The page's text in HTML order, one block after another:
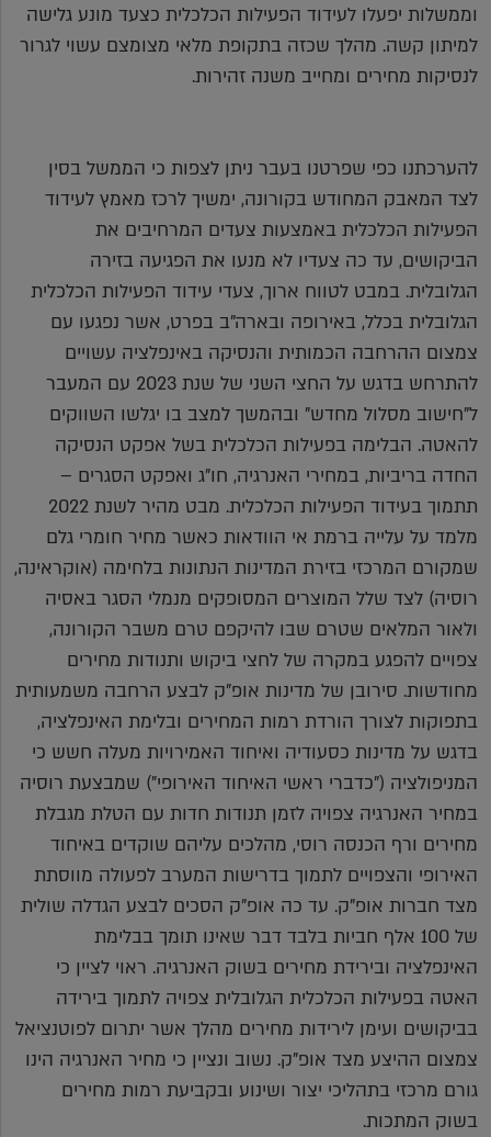
וממשלות יפעלו לעידוד הפעילות הכלכלית כצעד מונע גלישה
למיתון קשה. מהלך שכזה בתקופת מלאי מצומצם עשוי לגרור
לנסיקות מחירים ומחייב משנה זהירות.
להערכתנו כפי שפרטנו בעבר ניתן לצפות כי הממשל בסין
לצד המאבק המחודש בקורונה, ימשיך לרכז מאמץ לעידוד
הפעילות הכלכלית באמצעות צעדים המרחיבים את
הביקושים, עד כה צעדיו לא מנעו את הפגיעה בזירה
הגלובלית. במבט לטווח ארוך, צעדי עידוד הפעילות הכלכלית
הגלובלית בכלל, באירופה ובארה"ב בפרט, אשר נפגעו עם
צמצום ההרחבה הכמותית והנסיקה באינפלציה עשויים
להתרחש בדגש על החצי השני של שנת 2023 עם המעבר
ל"חישוב מסלול מחדש" ובהמשך למצב בו יגלשו השווקים
להאטה. הבלימה בפעילות הכלכלית בשל אפקט הנסיקה
החדה בריביות, במחירי האנרגיה, חו"ג ואפקט הסגרים –
תתמוך בעידוד הפעילות הכלכלית. מבט מהיר לשנת 2022
מלמד על עלייה ברמת אי הוודאות כאשר מחיר חומרי גלם
שמקורם המרכזי בזירת המדינות הנתונות בלחימה (אוקראינה,
רוסיה) לצד שלל המוצרים המסופקים מנמלי הסגר באסיה
ולאור המלאים שטרם שבו להיקפם טרם משבר הקורונה,
צפויים להפגע במקרה של לחצי ביקוש ותנודות מחירים
מחודשות. סירובן של מדינות אופ"ק לבצע הרחבה משמעותית
בתפוקות לצורך הורדת רמות המחירים ובלימת האינפלציה,
בדגש על מדינות כסעודיה ואיחוד האמירויות מעלה חשש כי
המניפולציה ("כדברי ראשי האיחוד האירופי") שמבצעת רוסיה
במחיר האנרגיה צפויה לזמן תנודות חדות עם הטלת מגבלת
מחירים ורף הכנסה רוסי, מהלכים עליהם שוקדים באיחוד
האירופי והצפויים לתמוך בדרישות המערב לפעולה מווסתת
מצד חברות אופ"ק. עד כה אופ"ק הסכים לבצע הגדלה שולית
של 100 אלף חביות בלבד דבר שאינו תומך בבלימת
האינפלציה ובירידת מחירים בשוק האנרגיה. ראוי לציין כי
האטה בפעילות הכלכלית הגלובלית צפויה לתמוך בירידה
בביקושים ועימן לירידות מחירים מהלך אשר יתרום לפוטנציאל
צמצום ההיצע מצד אופ"ק. נשוב ונציין כי מחיר האנרגיה הינו
גורם מרכזי בתהליכי יצור ושינוע ובקביעת רמות מחירים
בשוק המתכות.